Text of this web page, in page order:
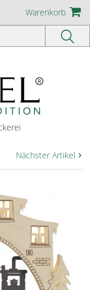
Warenkorb
Nächster Artikel ›